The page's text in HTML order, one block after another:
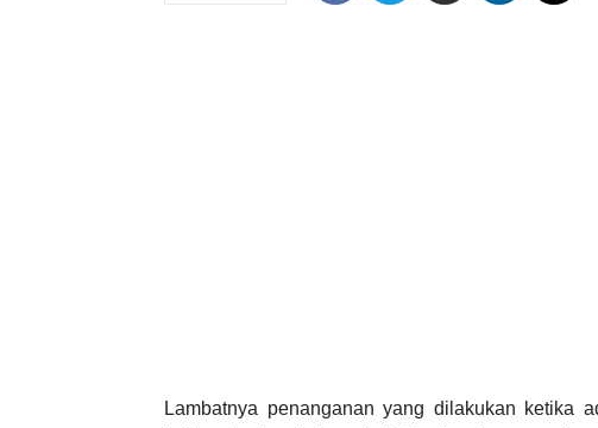
Lambatnya penanganan yang dilakukan ketika